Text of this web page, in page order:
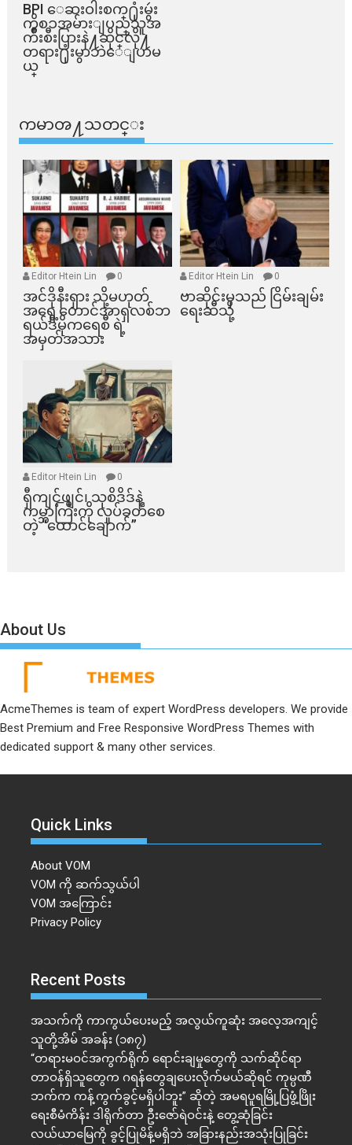
BPI ​ေဆးဝါးစက္​႐ုံးမွဴး
ကိစၥအမ်ားျပည္​သူအ
က်ိဳးစီးပြားနဲ႔ဆိုင္​လို႔
တရား႐ုံးမွာဘဲေျပာမ
ယ္​
ကမာၻ႔သတင္း
Editor Htein Lin 0
အင်ဒိုနီးရှား သို့မဟုတ်
အရှေ့တောင်အာရှလစ်ဘ
ရယ်ဒီမိုကရေစီ ရဲ့
အမှတ်အသား
Editor Htein Lin 0
ဗာဆိုင်းမှသည် ငြိမ်းချမ်း
ရေးဆီသို့
Editor Htein Lin 0
ရှီကျင့်ဖျင်၊ သုစိဒိဒ်နဲ့
ကမ္ဘာကြီးကို လှုပ်ခတ်စေ
တဲ့ “ထောင်ချောက်”
About Us
AcmeThemes is team of expert WordPress developers. We provide
Best Premium and Free Responsive WordPress Themes with
dedicated support & many other services.
Quick Links
About VOM
VOM ကို ဆက်သွယ်ပါ
VOM အကြောင်း
Privacy Policy
Recent Posts
အသက်ကို ကာကွယ်ပေးမည့် အလွယ်ကူဆုံး အလေ့အကျင့်
သူတို့အိမ် အခန်း (၁၈၇)
“တရားမဝင်အကွက်ရိုက် ရောင်းချမှုတွေကို သက်ဆိုင်ရာ
တာဝန်ရှိသူတွေက ဂရန်တွေချပေးလိုက်မယ်ဆိုရင် ကုမ္ပဏီ
ဘက်က ကန့်ကွက်ခွင့်မရှိပါဘူး” ဆိုတဲ့ အမရပူရမြို့ပြဖွံ့ဖြိုး
ရေးစီမံကိန်း ဒါရိုက်တာ ဦးဇော်ရဲဝင်းနဲ့ တွေ့ဆုံခြင်း
လယ်ယာမြေကို ခွင့်ပြုမိန့်မရှိဘဲ အခြားနည်းအသုံးပြုခြင်း